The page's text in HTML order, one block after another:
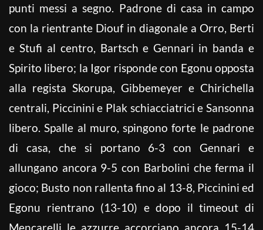
punti messi a segno. Padrone di casa in campo
con la rientrante Diouf in diagonale a Orro, Berti
e Stufi al centro, Bartsch e Gennari in banda e
Spirito libero; la Igor risponde con Egonu opposta
alla regista Skorupa, Gibbemeyer e Chirichella
centrali, Piccinini e Plak schiacciatrici e Sansonna
libero. Spalle al muro, spingono forte le padrone
di casa, che si portano 6-3 con Gennari e
allungano ancora 9-5 con Barbolini che ferma il
gioco; Busto non rallenta fino al 13-8, Piccinini ed
Egonu rientrano (13-10) e dopo il timeout di
Mencarelli le azzurre accorciano ancora 15-14